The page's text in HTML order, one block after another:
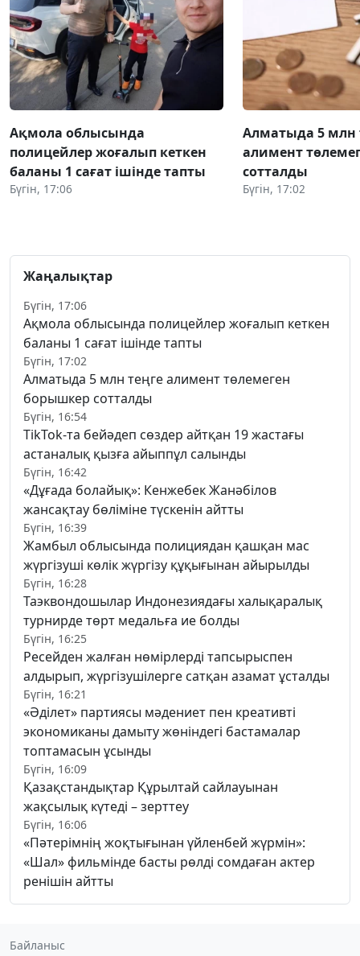
Ақмола облысында
полицейлер жоғалып кеткен
баланы 1 сағат ішінде тапты
Бүгін, 17:06
Алматыда 5 млн
алимент
сотталды
Бүгін, 17:02
Жаңалықтар
Бүгін, 17:06
Ақмола облысында полицейлер жоғалып кеткен
баланы 1 сағат ішінде тапты
Бүгін, 17:02
Алматыда 5 млн теңге алимент төлемеген
борышкер сотталды
Бүгін, 16:54
TikTok-та бейәдеп сөздер айтқан 19 жастағы
астаналық қызға айыппұл салынды
Бүгін, 16:42
«Дұғада болайық»: Кенжебек Жанәбілов
жансақтау бөліміне түскенін айтты
Бүгін, 16:39
Жамбыл облысында полициядан қашқан мас
жүргізуші көлік жүргізу құқығынан айырылды
Бүгін, 16:28
Таэквондошылар Индонезиядағы халықаралық
турнирде төрт медальға ие болды
Бүгін, 16:25
Ресейден жалған нөмірлерді тапсырыспен
алдырып, жүргізушілерге сатқан азамат ұсталды
Бүгін, 16:21
«Әділет» партиясы мәдениет пен креативті
экономиканы дамыту жөніндегі бастамалар
топтамасын ұсынды
Бүгін, 16:09
Қазақстандықтар Құрылтай сайлауынан
жақсылық күтеді – зерттеу
Бүгін, 16:06
«Пәтерімнің жоқтығынан үйленбей жүрмін»:
«Шал» фильмінде басты рөлді сомдаған актер
ренішін айтты
Байланыс